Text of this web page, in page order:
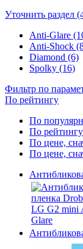
Уточнить раздел
Anti-Glare
Anti-Shock
Diamond (6)
Spolky (16)
Фильтр по
По рейтингу
По
По рейтингу
По цене,
По цене,